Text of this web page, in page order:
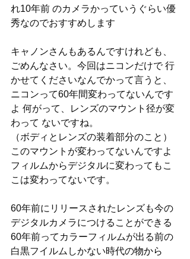
れ10年前 のカメラかっていうぐらい優
秀なのでおすすめします
キャノンさんもあるんですけれども、
ごめんなさい。今回はニコンだけで 行
かせてくださいなんでかって言うと、
ニコンって60年間変わってないんです
よ 何がって、レンズのマウント径が変
わって ないですね。
（ボディとレンズの装着部分のこと）
このマウントが変わってないんですよ
フィルムからデジタルに変わってもこ
こは変わってないです。
60年前にリリースされたレンズも今の
デジタルカメラにつけることができる
60年前ってカラーフィルムが出る前の
白黒フイルムしかない時代の物から